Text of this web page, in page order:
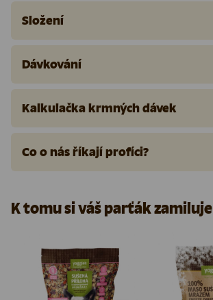
Složení
Dávkování
Kalkulačka krmných dávek
Co o nás říkají profíci?
K tomu si váš parťák zamiluje